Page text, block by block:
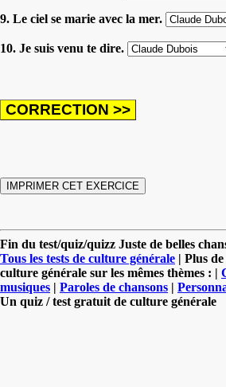
9. Le ciel se marie avec la mer.
10. Je suis venu te dire.
Fin du test/quiz/quizz Juste de belles
Tous les tests de culture générale | Plus
culture générale sur les mêmes thèmes : |
musiques | Paroles de chansons |
Un quiz / test gratuit de culture générale